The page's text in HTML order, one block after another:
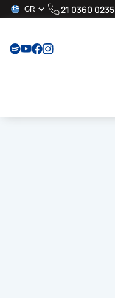
21 0360 0235